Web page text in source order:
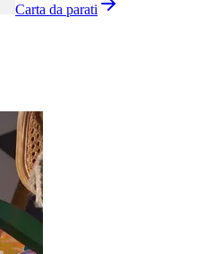
Carta da parati